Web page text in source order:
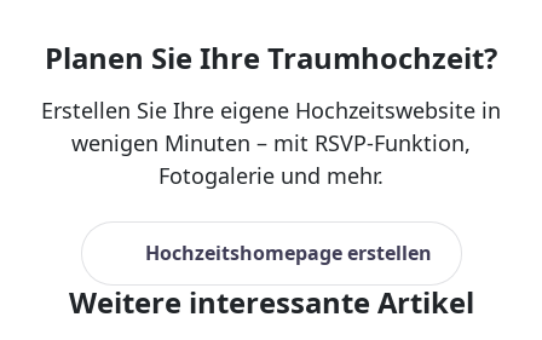
Planen Sie Ihre Traumhochzeit?
Erstellen Sie Ihre eigene Hochzeitswebsite in
wenigen Minuten – mit RSVP-Funktion,
Fotogalerie und mehr.
Hochzeitshomepage erstellen
Weitere interessante Artikel